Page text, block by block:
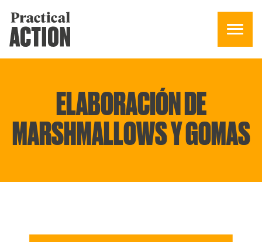
ELABORACIÓN DE
MARSHMALLOWS Y GOMAS